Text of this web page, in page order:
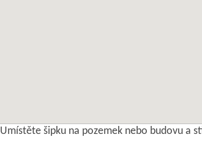
Umístěte šipku na pozemek nebo budovu a